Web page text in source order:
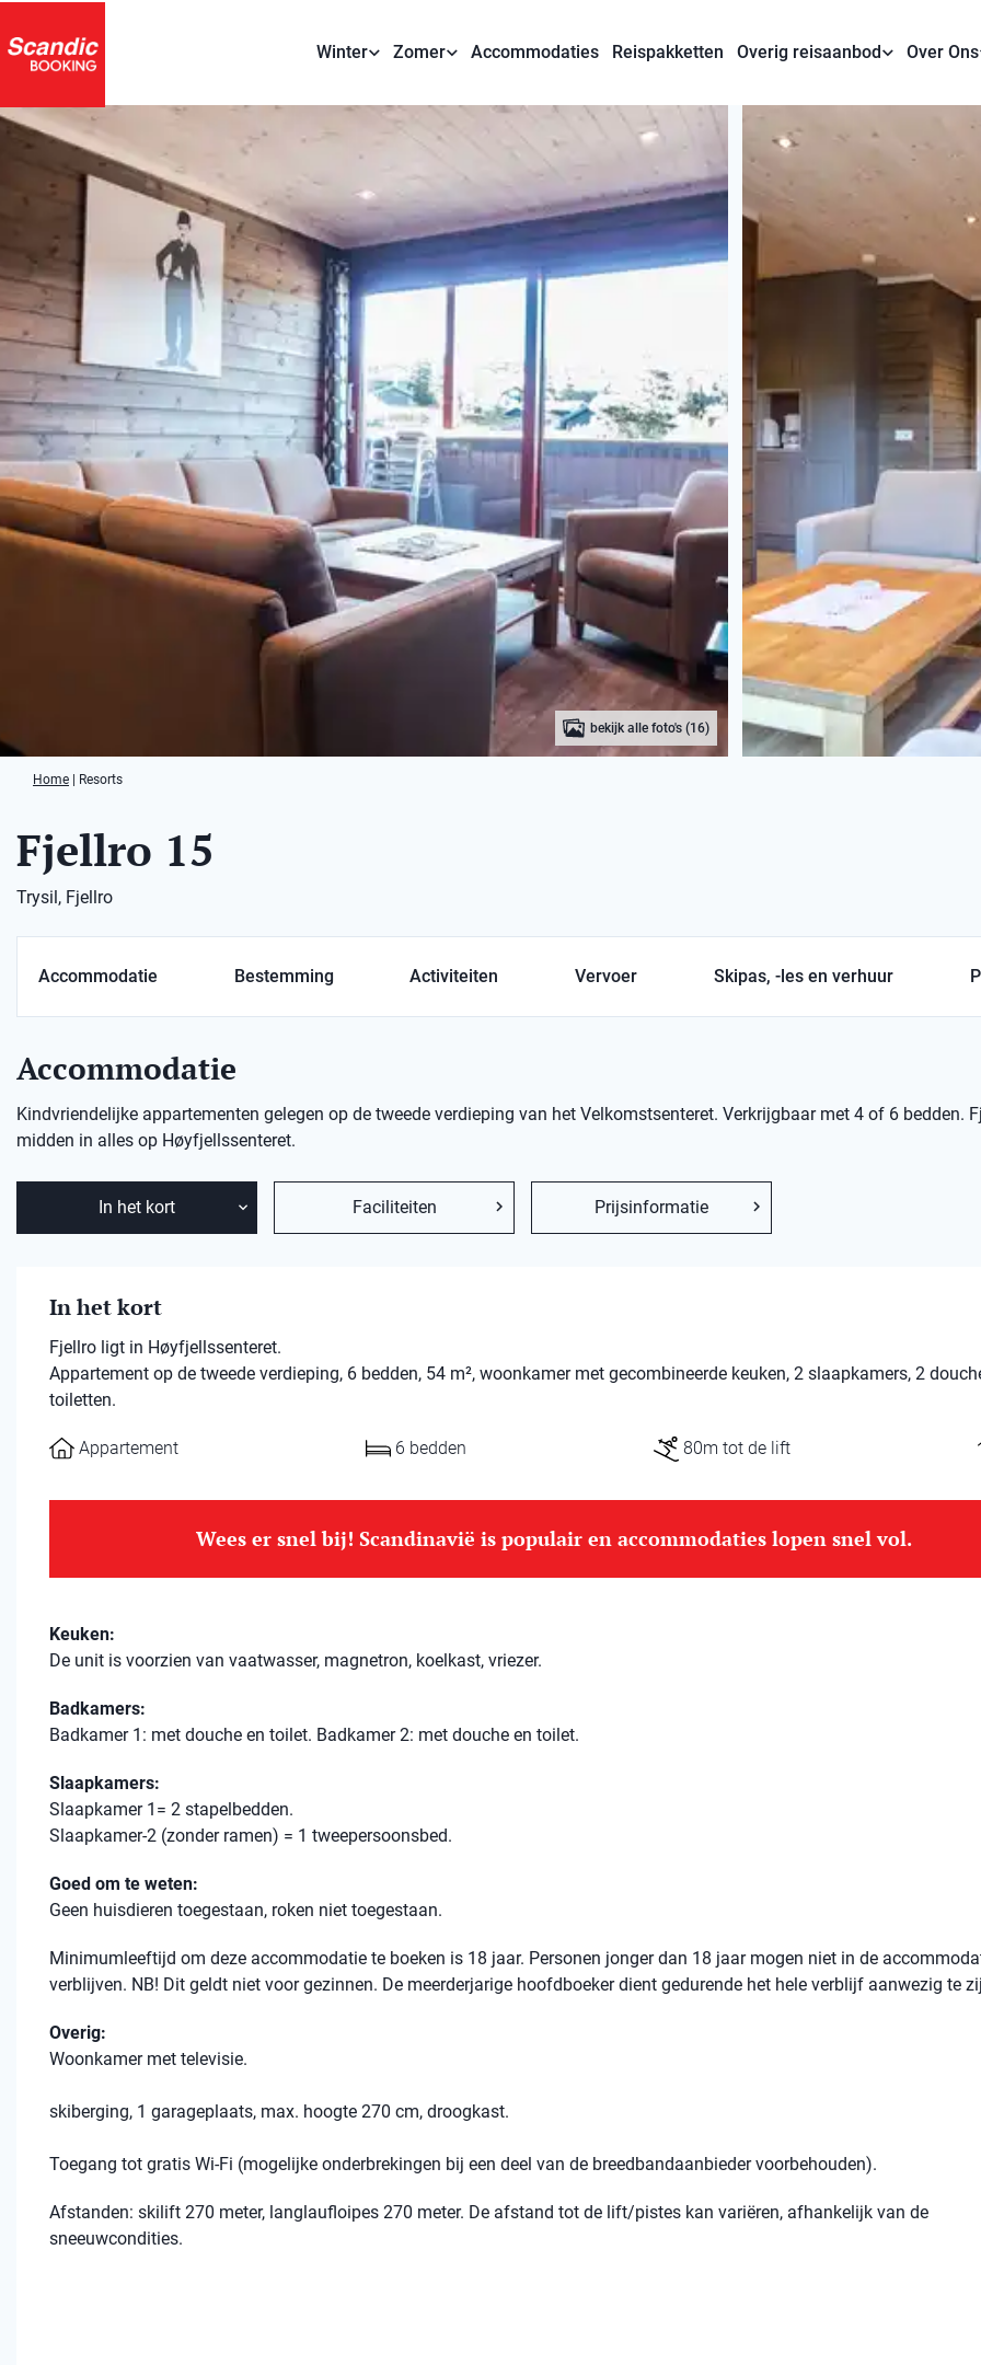
Winter Zomer Accommodaties Reispakketten Overig reisaanbod Over Ons
bekijk alle foto's (16)
Home Resorts
Fjellro 15
Trysil, Fjellro
Accommodatie Bestemming Activiteiten Vervoer Skipas, -les en verhuur
Accommodatie
Kindvriendelijke appartementen gelegen op de tweede verdieping van het Velkomstsenteret. Verkrijgbaar met 4 of 6 bedden.
midden in alles op Høyfjellssenteret.
In het kort Faciliteiten Prijsinformatie
In het kort
Fjellro ligt in Høyfjellssenteret.
Appartement op de tweede verdieping, 6 bedden, 54 m², woonkamer met gecombineerde keuken, 2 slaapkamers, 2
toiletten.
Appartement 6 bedden 80m tot de lift
Wees er snel bij! Scandinavië is populair en accommodaties lopen snel vol.
Keuken:
De unit is voorzien van vaatwasser, magnetron, koelkast, vriezer.
Badkamers:
Badkamer 1: met douche en toilet. Badkamer 2: met douche en toilet.
Slaapkamers:
Slaapkamer 1= 2 stapelbedden.
Slaapkamer-2 (zonder ramen) = 1 tweepersoonsbed.
Goed om te weten:
Geen huisdieren toegestaan, roken niet toegestaan.
Minimumleeftijd om deze accommodatie te boeken is 18 jaar. Personen jonger dan 18 jaar mogen niet in de
verblijven. NB! Dit geldt niet voor gezinnen. De meerderjarige hoofdboeker dient gedurende het hele verblijf aanwezig te
Overig:
Woonkamer met televisie.
skiberging, 1 garageplaats, max. hoogte 270 cm, droogkast.
Toegang tot gratis Wi-Fi (mogelijke onderbrekingen bij een deel van de breedbandaanbieder voorbehouden).
Afstanden: skilift 270 meter, langlaufloipes 270 meter. De afstand tot de lift/pistes kan variëren, afhankelijk van de
sneeuwcondities.